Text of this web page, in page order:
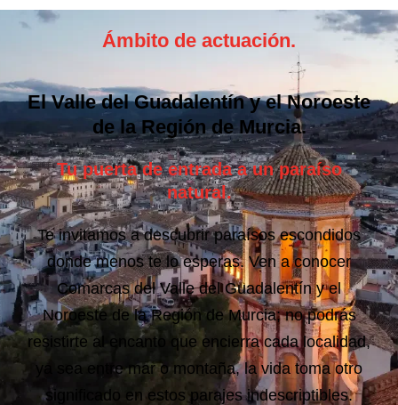
Ámbito de actuación.
El Valle del Guadalentín y el Noroeste
de la Región de Murcia.
Tu puerta de entrada a un paraíso
natural.
Te invitamos a descubrir paraísos escondidos
donde menos te lo esperas. Ven a conocer
Comarcas del Valle del Guadalentín y el
Noroeste de la Región de Murcia; no podrás
resistirte al encanto que encierra cada localidad,
ya sea entre mar o montaña, la vida toma otro
significado en estos parajes indescriptibles.